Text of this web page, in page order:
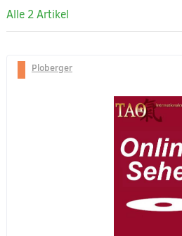
Alle 2 Artikel
Ploberger